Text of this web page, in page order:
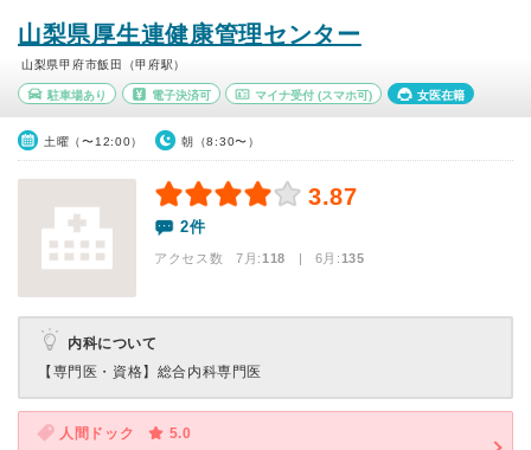
山梨県厚生連健康管理センター
山梨県甲府市飯田（甲府駅）
駐車場あり 電子決済可 マイナ受付 (スマホ可) 女医在籍
土曜（〜12:00） 朝（8:30〜）
3.87
2件
アクセス数 7月:118 | 6月:135
内科について
【専門医・資格】 総合内科専門医
人間ドック
5.0